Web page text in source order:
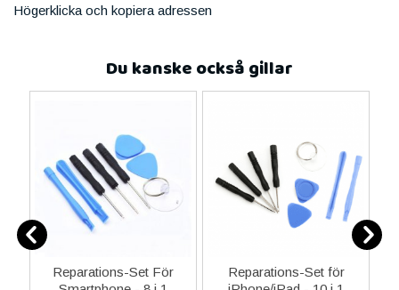
Högerklicka och kopiera adressen
Du kanske också gillar
Reparations-Set För
Reparations-Set för